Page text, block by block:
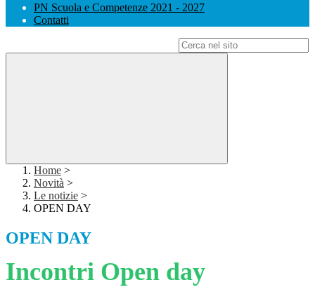
PN Scuola e Competenze 2021 - 2027
Contatti
Home >
Novità >
Le notizie >
OPEN DAY
OPEN DAY
Incontri Open day